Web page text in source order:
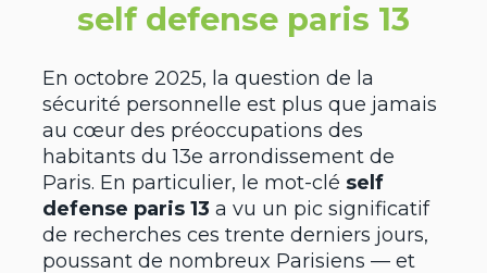
self defense paris 13
En octobre 2025, la question de la
sécurité personnelle est plus que jamais
au cœur des préoccupations des
habitants du 13e arrondissement de
Paris. En particulier, le mot-clé self
defense paris 13 a vu un pic significatif
de recherches ces trente derniers jours,
poussant de nombreux Parisiens — et